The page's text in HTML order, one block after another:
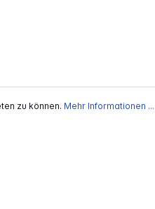
zu können. Mehr Informationen ...